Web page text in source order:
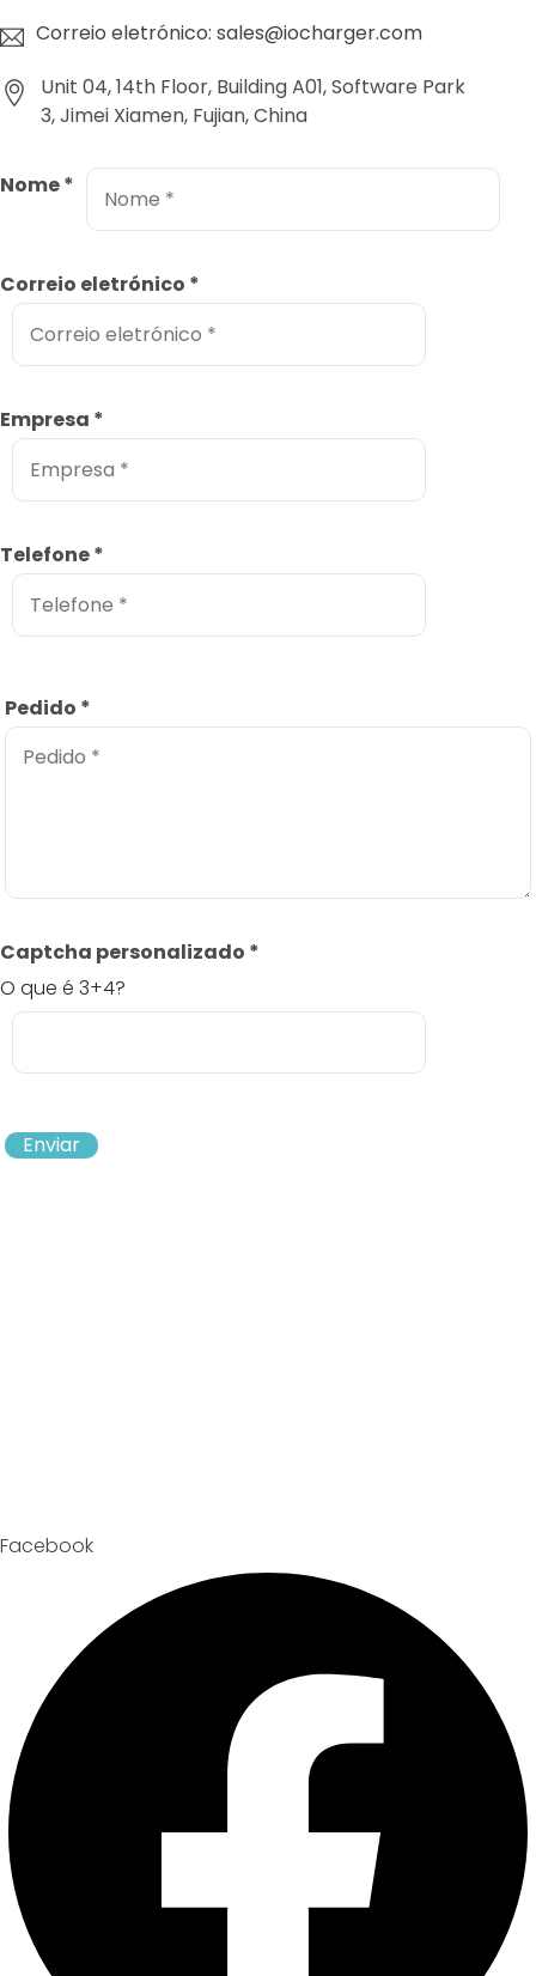
Correio eletrónico: sales@iocharger.com
Unit 04, 14th Floor, Building A01, Software Park
3, Jimei Xiamen, Fujian, China
Nome*
Correio eletrónico *
Empresa *
Telefone*
Pedido *
Captcha personalizado *
O que é 3+4?
Enviar
Facebook